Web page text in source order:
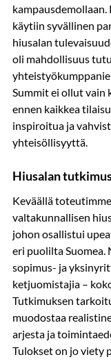
kampausdemollaan.
käytiin syvällinen
hiusalan
oli mahdollisuus
Summit ei ollut vain
ennen kaikkea
inspiroitua ja
yhteisöllisyyttä.
Hiusalan
Keväällä
valtakunnallisen
johon osallistui
eri puolilta Suomea.
sopimus- ja
ketjuomistajia –
Tutkimuksen
muodostaa
arjesta ja
Tulokset on jo viety